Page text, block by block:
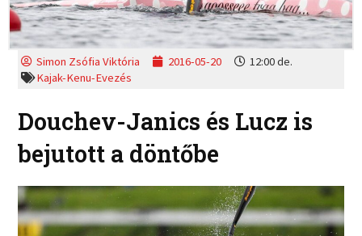
Simon Zsófia Viktória 2016-05-20
12:00 de.
Kajak-Kenu-Evezés
Douchev-Janics és Lucz is
bejutott a döntőbe